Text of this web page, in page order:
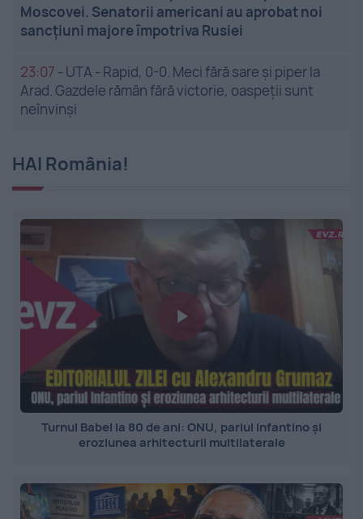
Moscovei. Senatorii americani au aprobat noi
sancțiuni majore împotriva Rusiei
23:07 - UTA - Rapid, 0-0. Meci fără sare și piper la
Arad. Gazdele rămân fără victorie, oaspeții sunt
neînvinși
HAI România!
Turnul Babel la 80 de ani: ONU, pariul Infantino și
eroziunea arhitecturii multilaterale